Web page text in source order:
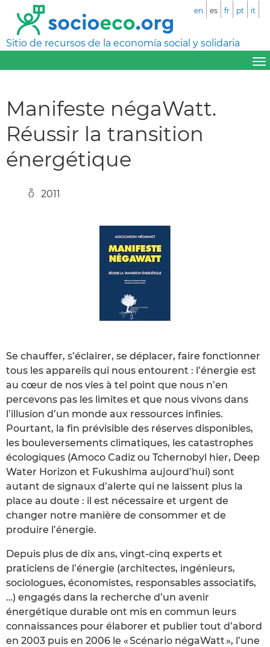
Sitio de recursos de la economía social y solidaria
en es fr pt it
Manifeste négaWatt.
Réussir la transition
énergétique
2011
Se chauffer, s’éclairer, se déplacer, faire fonctionner
tous les appareils qui nous entourent : l’énergie est
au cœur de nos vies à tel point que nous n’en
percevons pas les limites et que nous vivons dans
l’illusion d’un monde aux ressources infinies.
Pourtant, la fin prévisible des réserves disponibles,
les bouleversements climatiques, les catastrophes
écologiques (Amoco Cadiz ou Tchernobyl hier, Deep
Water Horizon et Fukushima aujourd’hui) sont
autant de signaux d’alerte qui ne laissent plus la
place au doute : il est nécessaire et urgent de
changer notre manière de consommer et de
produire l’énergie.
Depuis plus de dix ans, vingt-cinq experts et
praticiens de l’énergie (architectes, ingénieurs,
sociologues, économistes, responsables associatifs,
…) engagés dans la recherche d’un avenir
énergétique durable ont mis en commun leurs
connaissances pour élaborer et publier tout d’abord
en 2003 puis en 2006 le « Scénario négaWatt », l’une